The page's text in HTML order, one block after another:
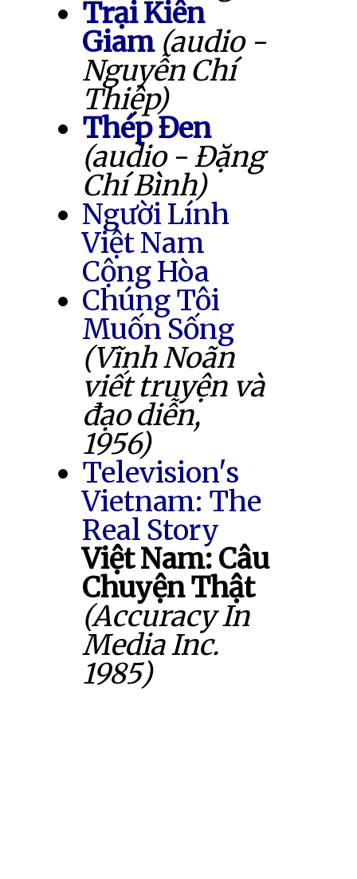
Trại Kiên
Giam (audio -
Nguyễn Chí
Thiệp)
Thép Đen
(audio - Đặng
Chí Bình)
Người Lính
Việt Nam
Cộng Hòa
Chúng Tôi
Muốn Sống
(Vĩnh Noãn
viết truyện và
đạo diễn,
1956)
Television's
Vietnam: The
Real Story
Việt Nam: Câu
Chuyện Thật
(Accuracy In
Media Inc.
1985)